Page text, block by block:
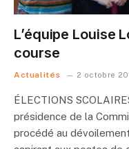
L’équipe Louise
course
Actualités 2 octobre
ÉLECTIONS
présidence de la
procédé au